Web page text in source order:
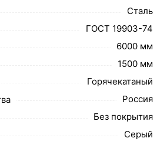
Сталь
ГОСТ 19903-74
6000 мм
1500 мм
Горячекатаный
Россия
Без покрытия
Серый